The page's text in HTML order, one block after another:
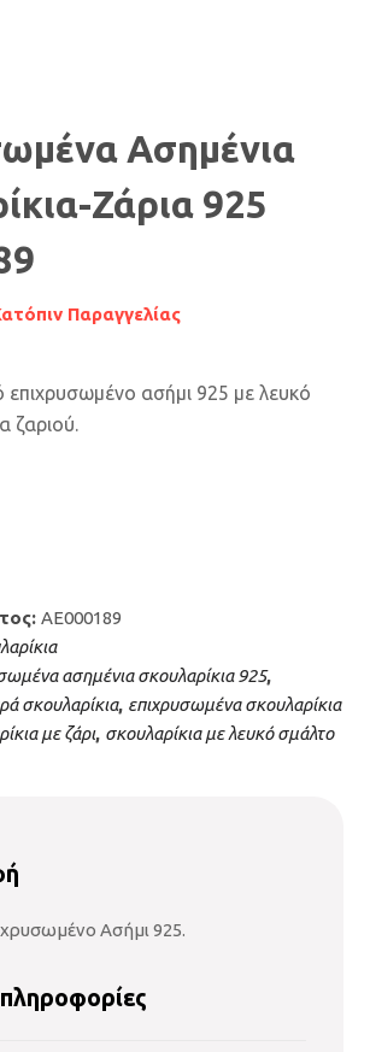
Ασημένια
Ζάρια 925
Παραγγελίας
επιχρυσωμένο ασήμι 925 με λευκό
ζαριού.
AE000189
ασημένια σκουλαρίκια 925,
σκουλαρίκια, επιχρυσωμένα σκουλαρίκια
με ζάρι, σκουλαρίκια με λευκό σμάλτο
Ασήμι 925.